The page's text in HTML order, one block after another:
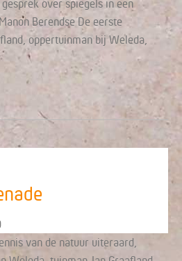
over spiegels in een
Berendse De eerste
oppertuinman bij Weleda,
van de natuur uiteraard,